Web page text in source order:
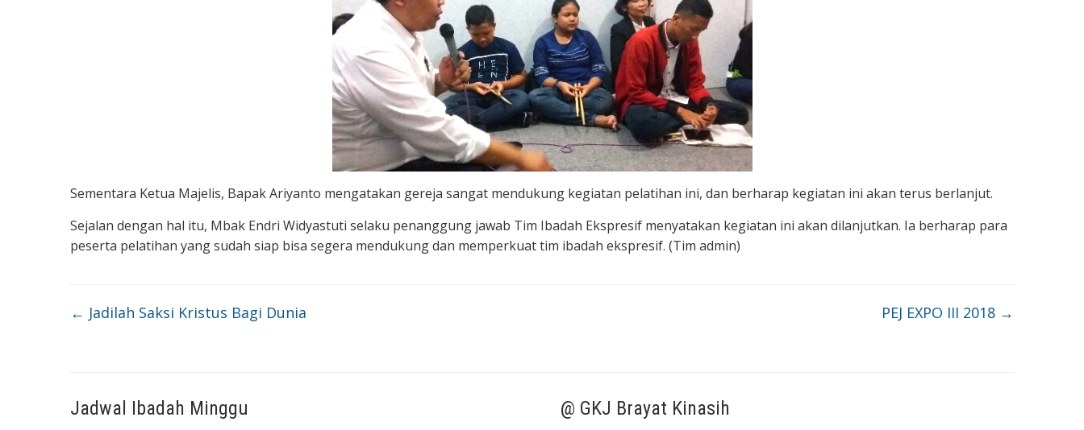
Sementara Ketua Majelis, Bapak Ariyanto mengatakan gereja sangat mendukung kegiatan pelatihan ini, dan berharap kegiatan ini akan terus berlanjut.
Sejalan dengan hal itu, Mbak Endri Widyastuti selaku penanggung jawab Tim Ibadah Ekspresif menyatakan kegiatan ini akan dilanjutkan. Ia berharap para
peserta pelatihan yang sudah siap bisa segera mendukung dan memperkuat tim ibadah ekspresif. (Tim admin)
← Jadilah Saksi Kristus Bagi Dunia PEJ EXPO III 2018 →
Jadwal Ibadah Minggu @ GKJ Brayat Kinasih